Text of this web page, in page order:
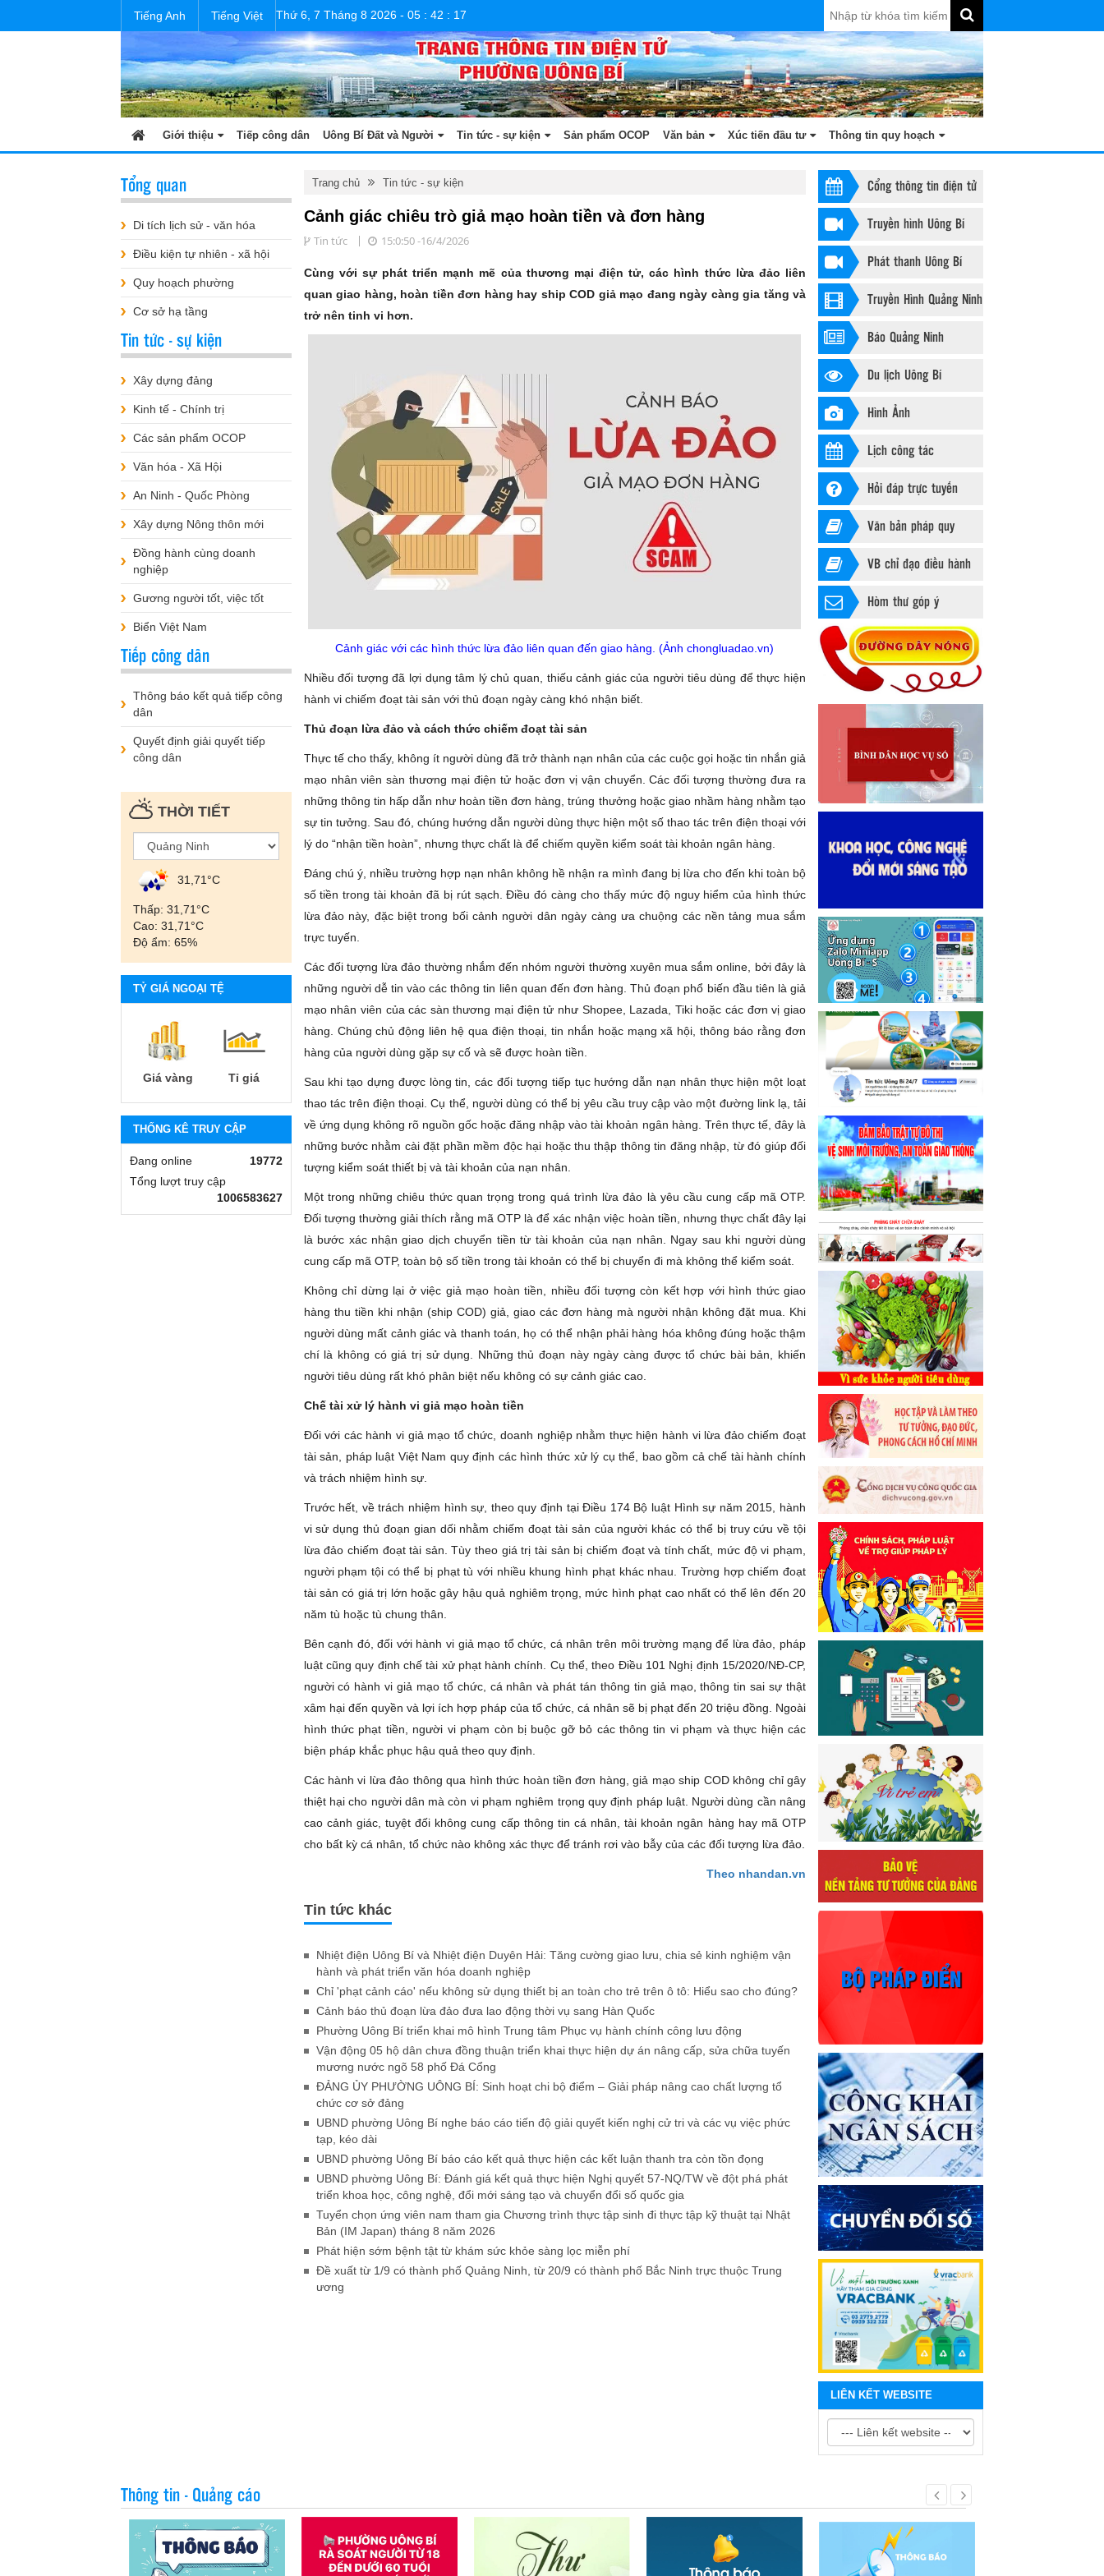
Tiếng Anh Tiếng Việt Thứ 6, 7 Tháng 8 2026 - 05 : 42 : 18
Giới thiệu Tiếp công dân Uông Bí Đất và Người Tin tức - sự kiện Sản phẩm OCOP Văn bản Xúc tiến đầu tư Thông tin quy hoạch
Cổng thông tin điện tử
Truyền hình Uông Bí
Phát thanh Uông Bí
Truyền Hình Quảng Ninh
Báo Quảng Ninh
Du lịch Uông Bí
Hình Ảnh
Lịch công tác
Hỏi đáp trực tuyến
Văn bản pháp quy
VB chỉ đạo điều hành
Hòm thư góp ý
LIÊN KẾT WEBSITE
Trang chủ Tin tức - sự kiện
Cảnh giác chiêu trò giả mạo hoàn tiền và đơn hàng
Tin tức 15:0:50 -16/4/2026
Cùng với sự phát triển mạnh mẽ của thương mại điện tử, các hình thức lừa đảo liên
quan giao hàng, hoàn tiền đơn hàng hay ship COD giả mạo đang ngày càng gia tăng và
trở nên tinh vi hơn.
Cảnh giác với các hình thức lừa đảo liên quan đến giao hàng. (Ảnh chongluadao.vn)
Nhiều đối tượng đã lợi dụng tâm lý chủ quan, thiếu cảnh giác của người tiêu dùng để thực hiện
hành vi chiếm đoạt tài sản với thủ đoạn ngày càng khó nhận biết.
Thủ đoạn lừa đảo và cách thức chiếm đoạt tài sản
Thực tế cho thấy, không ít người dùng đã trở thành nạn nhân của các cuộc gọi hoặc tin nhắn giả
mạo nhân viên sàn thương mại điện tử hoặc đơn vị vận chuyển. Các đối tượng thường đưa ra
những thông tin hấp dẫn như hoàn tiền đơn hàng, trúng thưởng hoặc giao nhầm hàng nhằm tạo
sự tin tưởng. Sau đó, chúng hướng dẫn người dùng thực hiện một số thao tác trên điện thoại với
lý do “nhận tiền hoàn”, nhưng thực chất là để chiếm quyền kiểm soát tài khoản ngân hàng.
Đáng chú ý, nhiều trường hợp nạn nhân không hề nhận ra mình đang bị lừa cho đến khi toàn bộ
số tiền trong tài khoản đã bị rút sạch. Điều đó càng cho thấy mức độ nguy hiểm của hình thức
lừa đảo này, đặc biệt trong bối cảnh người dân ngày càng ưa chuộng các nền tảng mua sắm
trực tuyến.
Các đối tượng lừa đảo thường nhắm đến nhóm người thường xuyên mua sắm online, bởi đây là
những người dễ tin vào các thông tin liên quan đến đơn hàng. Thủ đoạn phổ biến đầu tiên là giả
mạo nhân viên của các sàn thương mại điện tử như Shopee, Lazada, Tiki hoặc các đơn vị giao
hàng. Chúng chủ động liên hệ qua điện thoại, tin nhắn hoặc mạng xã hội, thông báo rằng đơn
hàng của người dùng gặp sự cố và sẽ được hoàn tiền.
Sau khi tạo dựng được lòng tin, các đối tượng tiếp tục hướng dẫn nạn nhân thực hiện một loạt
thao tác trên điện thoại. Cụ thể, người dùng có thể bị yêu cầu truy cập vào một đường link lạ, tải
về ứng dụng không rõ nguồn gốc hoặc đăng nhập vào tài khoản ngân hàng. Trên thực tế, đây là
những bước nhằm cài đặt phần mềm độc hại hoặc thu thập thông tin đăng nhập, từ đó giúp đối
tượng kiểm soát thiết bị và tài khoản của nạn nhân.
Một trong những chiêu thức quan trọng trong quá trình lừa đảo là yêu cầu cung cấp mã OTP.
Đối tượng thường giải thích rằng mã OTP là để xác nhận việc hoàn tiền, nhưng thực chất đây lại
là bước xác nhận giao dịch chuyển tiền từ tài khoản của nạn nhân. Ngay sau khi người dùng
cung cấp mã OTP, toàn bộ số tiền trong tài khoản có thể bị chuyển đi mà không thể kiểm soát.
Không chỉ dừng lại ở việc giả mạo hoàn tiền, nhiều đối tượng còn kết hợp với hình thức giao
hàng thu tiền khi nhận (ship COD) giả, giao các đơn hàng mà người nhận không đặt mua. Khi
người dùng mất cảnh giác và thanh toán, họ có thể nhận phải hàng hóa không đúng hoặc thậm
chí là không có giá trị sử dụng. Những thủ đoạn này ngày càng được tổ chức bài bản, khiến
người tiêu dùng rất khó phân biệt nếu không có sự cảnh giác cao.
Chế tài xử lý hành vi giả mạo hoàn tiền
Đối với các hành vi giả mạo tổ chức, doanh nghiệp nhằm thực hiện hành vi lừa đảo chiếm đoạt
tài sản, pháp luật Việt Nam quy định các hình thức xử lý cụ thể, bao gồm cả chế tài hành chính
và trách nhiệm hình sự.
Trước hết, về trách nhiệm hình sự, theo quy định tại Điều 174 Bộ luật Hình sự năm 2015, hành
vi sử dụng thủ đoạn gian dối nhằm chiếm đoạt tài sản của người khác có thể bị truy cứu về tội
lừa đảo chiếm đoạt tài sản. Tùy theo giá trị tài sản bị chiếm đoạt và tính chất, mức độ vi phạm,
người phạm tội có thể bị phạt tù với nhiều khung hình phạt khác nhau. Trường hợp chiếm đoạt
tài sản có giá trị lớn hoặc gây hậu quả nghiêm trọng, mức hình phạt cao nhất có thể lên đến 20
năm tù hoặc tù chung thân.
Bên cạnh đó, đối với hành vi giả mạo tổ chức, cá nhân trên môi trường mạng để lừa đảo, pháp
luật cũng quy định chế tài xử phạt hành chính. Cụ thể, theo Điều 101 Nghị định 15/2020/NĐ-CP,
người có hành vi giả mạo tổ chức, cá nhân và phát tán thông tin giả mạo, thông tin sai sự thật
xâm hại đến quyền và lợi ích hợp pháp của tổ chức, cá nhân sẽ bị phạt đến 20 triệu đồng. Ngoài
hình thức phạt tiền, người vi phạm còn bị buộc gỡ bỏ các thông tin vi phạm và thực hiện các
biện pháp khắc phục hậu quả theo quy định.
Các hành vi lừa đảo thông qua hình thức hoàn tiền đơn hàng, giả mạo ship COD không chỉ gây
thiệt hại cho người dân mà còn vi phạm nghiêm trọng quy định pháp luật. Người dùng cần nâng
cao cảnh giác, tuyệt đối không cung cấp thông tin cá nhân, tài khoản ngân hàng hay mã OTP
cho bất kỳ cá nhân, tổ chức nào không xác thực để tránh rơi vào bẫy của các đối tượng lừa đảo.
Theo nhandan.vn
Tin tức khác
Nhiệt điện Uông Bí và Nhiệt điện Duyên Hải: Tăng cường giao lưu, chia sẻ kinh nghiệm vận
hành và phát triển văn hóa doanh nghiệp
Chỉ 'phạt cảnh cáo' nếu không sử dụng thiết bị an toàn cho trẻ trên ô tô: Hiểu sao cho đúng?
Cảnh báo thủ đoạn lừa đảo đưa lao động thời vụ sang Hàn Quốc
Phường Uông Bí triển khai mô hình Trung tâm Phục vụ hành chính công lưu động
Vận động 05 hộ dân chưa đồng thuận triển khai thực hiện dự án nâng cấp, sửa chữa tuyến
mương nước ngõ 58 phố Đá Cổng
ĐẢNG ỦY PHƯỜNG UÔNG BÍ: Sinh hoạt chi bộ điểm – Giải pháp nâng cao chất lượng tổ
chức cơ sở đảng
UBND phường Uông Bí nghe báo cáo tiến độ giải quyết kiến nghị cử tri và các vụ việc phức
tạp, kéo dài
UBND phường Uông Bí báo cáo kết quả thực hiện các kết luận thanh tra còn tồn đọng
UBND phường Uông Bí: Đánh giá kết quả thực hiện Nghị quyết 57-NQ/TW về đột phá phát
triển khoa học, công nghệ, đổi mới sáng tạo và chuyển đổi số quốc gia
Tuyển chọn ứng viên nam tham gia Chương trình thực tập sinh đi thực tập kỹ thuật tại Nhật
Bản (IM Japan) tháng 8 năm 2026
Phát hiện sớm bệnh tật từ khám sức khỏe sàng lọc miễn phí
Đề xuất từ 1/9 có thành phố Quảng Ninh, từ 20/9 có thành phố Bắc Ninh trực thuộc Trung
ương
Tổng quan
Di tích lịch sử - văn hóa
Điều kiện tự nhiên - xã hội
Quy hoạch phường
Cơ sở hạ tầng
Tin tức - sự kiện
Xây dựng đảng
Kinh tế - Chính trị
Các sản phẩm OCOP
Văn hóa - Xã Hội
An Ninh - Quốc Phòng
Xây dựng Nông thôn mới
Đồng hành cùng doanh
nghiệp
Gương người tốt, việc tốt
Biển Việt Nam
Tiếp công dân
Thông báo kết quả tiếp công
dân
Quyết định giải quyết tiếp
công dân
THỜI TIẾT
31,71°С
Thấp: 31,71°С
Cao: 31,71°С
Độ ẩm: 65%
TỶ GIÁ NGOẠI TỆ
Giá vàng Tỉ giá
THỐNG KÊ TRUY CẬP
Đang online
19772
Tổng lượt truy cập
1006583627
Thông tin - Quảng cáo